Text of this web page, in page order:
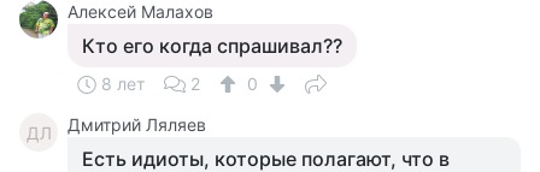
Алексей Малахов
Кто его когда спрашивал??
8 лет 2 0
ДЛ Дмитрий Ляляев
Есть идиоты, которые полагают, что в